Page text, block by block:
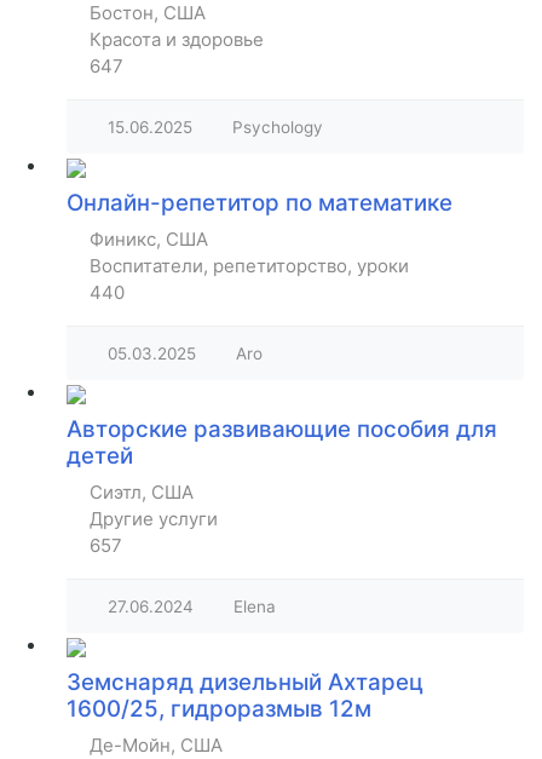
Бостон, США
Красота и здоровье
647
15.06.2025 Psychology
Онлайн-репетитор по математике
Финикс, США
Воспитатели, репетиторство, уроки
440
05.03.2025 Aro
Авторские развивающие пособия для
детей
Сиэтл, США
Другие услуги
657
27.06.2024 Elena
Земснаряд дизельный Ахтарец
1600/25, гидроразмыв 12м
Де-Мойн, США